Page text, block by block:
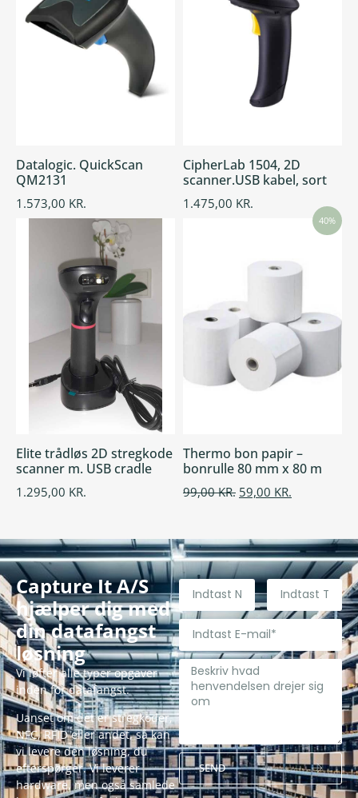
Datalogic. QuickScan
QM2131
1.573,00 KR.
CipherLab 1504, 2D
scanner.USB kabel, sort
1.475,00 KR.
Elite trådløs 2D stregkode
scanner m. USB cradle
1.295,00 KR.
40%
Thermo bon papir –
bonrulle 80 mm x 80 m
99,00KR. 59,00 KR.
Capture It A/S
hjælper dig med
din datafangst
løsning
Vi løfter alle typer opgaver
inden for datafangst.
Uanset om det er stregkoder,
NFC, RFID eller andet, så kan
vi levere den løsning, du
efterspørger. Vi leverer
hardware, men også samlede
SEND
Alternative: